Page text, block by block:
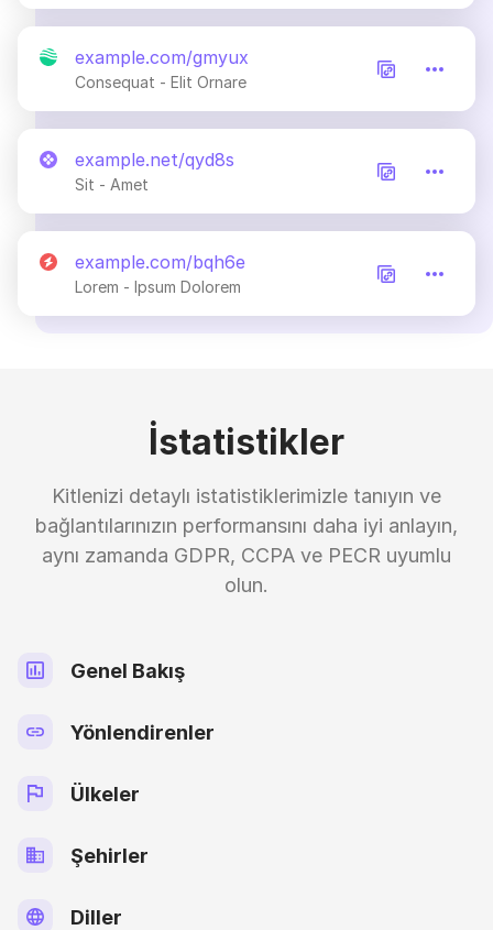
example.com/gmyux
Consequat - Elit Ornare
example.net/qyd8s
Sit - Amet
example.com/bqh6e
Lorem - Ipsum Dolorem
İstatistikler
Kitlenizi detaylı istatistiklerimizle tanıyın ve
bağlantılarınızın performansını daha iyi anlayın,
aynı zamanda GDPR, CCPA ve PECR uyumlu
olun.
Genel Bakış
Yönlendirenler
Ülkeler
Şehirler
Diller